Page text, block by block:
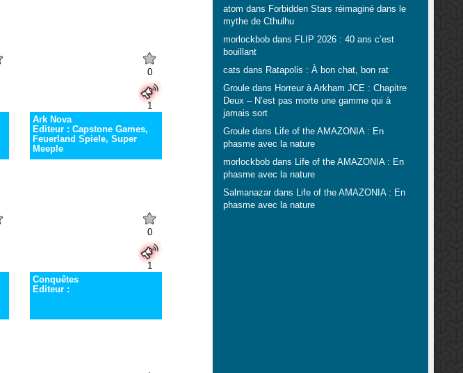
0
1
Ark Nova
Editeur : Capstone Games,
Feuerland Spiele, Super
Meeple
0
1
Conquêtes
Editeur :
atom dans Forbidden Stars réimaginé dans le
mythe de Cthulhu
morlockbobdans FLIP 2026 : 40 ans c’est
bouillant
cats dans Ratapolis : À bon chat, bon rat
Grouledans Horreur à Arkham JCE : Chapitre
Deux – N’est pas morte une gamme qui à
jamais sort
Grouledans Life of the AMAZONIA : En
phasme avec la nature
morlockbobdans Life of the AMAZONIA : En
phasme avec la nature
Salmanazardans Life of the AMAZONIA : En
phasme avec la nature